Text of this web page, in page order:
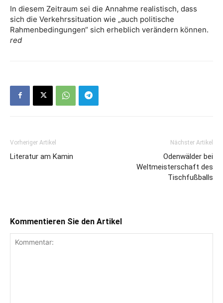
In diesem Zeitraum sei die Annahme realistisch, dass
sich die Verkehrssituation wie „auch politische
Rahmenbedingungen“ sich erheblich verändern können.
red
Vorheriger Artikel
Literatur am Kamin
Nächster Artikel
Odenwälder bei
Weltmeisterschaft des
Tischfußballs
Kommentieren Sie den Artikel